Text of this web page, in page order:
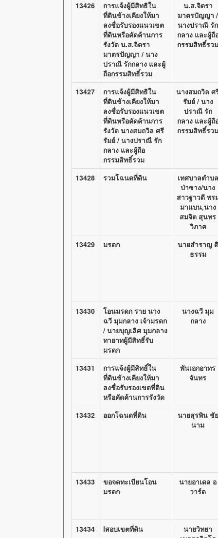
13426
การแจ้งผู้มีสิทธิใน
ที่ดินข้างเคียงให้มา
ลงชื่อรับรองแนวเขต
ที่ดินหรือคัดค้านการ
รังวัด น.ส.จิตรา
มาตรปัญญา / นาง
ปราณี รักกลาง และผู้
ถือกรรมสิทธิ์รวม
น.ส.จิตรา
มาตรปัญญา /
นางปราณี รัก
กลาง และผู้ถื
กรรมสิทธิ์รวม
13427
การแจ้งผู้มีสิทธิใน
ที่ดินข้างเคียงให้มา
ลงชื่อรับรองแนวเขต
ที่ดินหรือคัดค้านการ
รังวัด นางสมถวิล ศรี
รัมย์ / นางปราณี รัก
กลาง และผู้ถือ
กรรมสิทธิ์รวม
นางสมถวิล ศ
รัมย์ / นาง
ปราณี รัก
กลาง และผู้ถื
กรรมสิทธิ์รวม
13428 รวมโฉนดที่ดิน
เทศบาลตำบล
ป่าซาง/นาง
สาวฐาวดี พร
มาแบน,นาง
สมจิต สุนทร
วิภาค
13429
มรดก
นายสำราญ ติ
ธรรม
13430
โอนมรดก ราย นาง
ฉวี มุมกลาง เจ้ามรดก
/ นายบุญเลิศ มุมกลาง
ทายาทผู้มีสิทธิ์รับ
มรดก
นางฉวี มุม
กลาง
13431
การแจ้งผู้มีสิทธิ์ใน
ที่ดินข้างเคียงให้มา
ลงชื่อรับรองเขตที่ดิน
หรือคัดค้านการรังวัด
พันเอกอาทร
จันทร
13432 ออกโฉนดที่ดิน
นายสุรพิน ชัย
นาม
13433
ขอจดทะเบียนโอน
มรดก
นายอาเดล อ
วาร์ด
13434 lสอบเขตที่ดิน
นายวิทยา